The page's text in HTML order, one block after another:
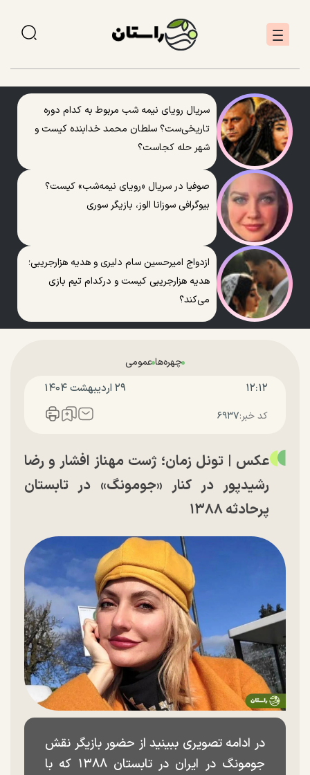
سریال رویای نیمه شب مربوط به کدام دوره
تاریخی‌ست؟ سلطان محمد خدابنده کیست و
شهر حله کجاست؟
صوفیا در سریال «رویای نیمه‌شب» کیست؟
بیوگرافی سوزانا الوز، بازیگر سوری
ازدواج امیرحسین سام دلیری و هدیه هزارجریبی؛
هدیه هزارجریبی کیست و درکدام تیم بازی
می‌کند؟
چهره‌هاعمومی
۱۲:۱۲ ۲۹ ارديبهشت ۱۴۰۴
کد خبر:۶۹۳۷
عکس | تونل زمان؛ ژست مهناز افشار و رضا
رشیدپور در کنار «جومونگ» در تابستان
پرحادثه ۱۳۸۸
در ادامه تصویری ببینید از حضور بازیگر نقش
جومونگ در ایران در تابستان ۱۳۸۸ که با